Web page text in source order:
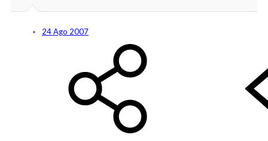
24 Ago 2007